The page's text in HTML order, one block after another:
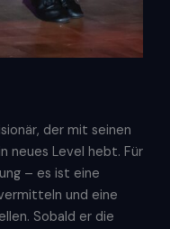
der mit seinen
neues Level hebt. Für
– es ist eine
und eine
Sobald er die